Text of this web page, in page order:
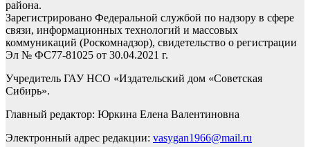
района.
Зарегистрировано Федеральной службой по надзору в сфере
связи, информационных технологий и массовых
коммуникаций (Роскомнадзор), свидетельство о регистрации
Эл № ФС77-81025 от 30.04.2021 г.
Учредитель ГАУ НСО «Издательский дом «Советская
Сибирь».
Главный редактор: Юркина Елена Валентиновна
Электронный адрес редакции: vasygan1966@mail.ru